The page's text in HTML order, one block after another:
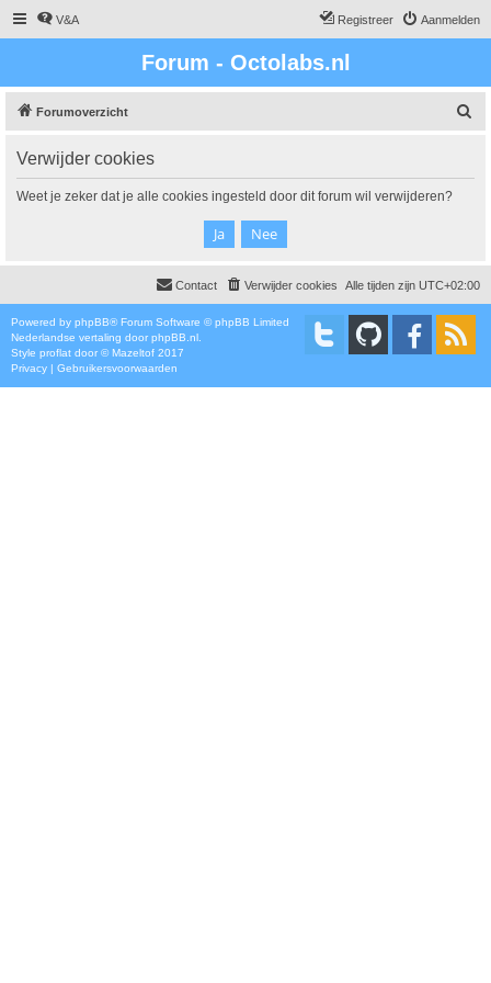
V&A Aanmelden
Registreer
Forum - Octolabs.nl
Forumoverzicht
Verwijder cookies
Weet je zeker dat je alle cookies ingesteld door dit forum wil verwijderen?
Alle tijden zijn UTC+02:00
Verwijder cookies
Contact
Powered by phpBB® Forum Software © phpBB Limited
Nederlandse vertaling door phpBB.nl
Style proflat door ©Mazeltof 2017
Privacy | Gebruikersvoorwaarden